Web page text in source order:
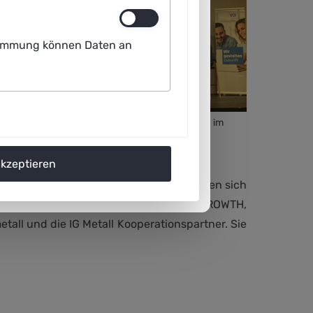
Panel zum Thema: "Rahmenbedingungen für KI im
vernetzen. Darüber hinaus beteiligten sich
mit der Transferinitiative GROWTH,
und die IG Metall Kooperationspartner. Sie
können Daten an